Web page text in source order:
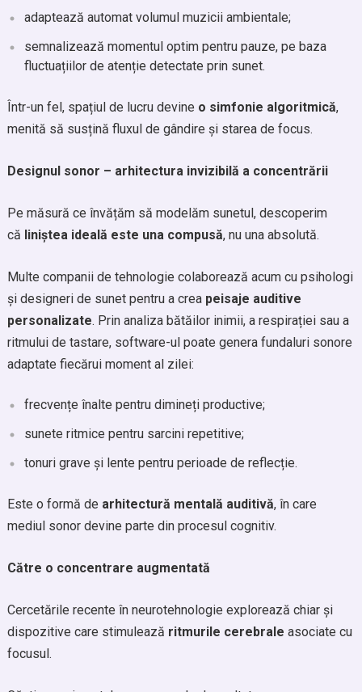
adaptează automat volumul muzicii ambientale;
semnalizează momentul optim pentru pauze, pe baza
fluctuațiilor de atenție detectate prin sunet.
Într-un fel, spațiul de lucru devine o simfonie algoritmică,
menită să susțină fluxul de gândire și starea de focus.
Designul sonor – arhitectura invizibilă a concentrării
Pe măsură ce învățăm să modelăm sunetul, descoperim
că liniștea ideală este una compusă, nu una absolută.
Multe companii de tehnologie colaborează acum cu psihologi
și designeri de sunet pentru a crea peisaje auditive
personalizate. Prin analiza bătăilor inimii, a respirației sau a
ritmului de tastare, software-ul poate genera fundaluri sonore
adaptate fiecărui moment al zilei:
frecvențe înalte pentru dimineți productive;
sunete ritmice pentru sarcini repetitive;
tonuri grave și lente pentru perioade de reflecție.
Este o formă de arhitectură mentală auditivă, în care
mediul sonor devine parte din procesul cognitiv.
Către o concentrare augmentată
Cercetările recente în neurotehnologie explorează chiar și
dispozitive care stimulează ritmurile cerebrale asociate cu
focusul.